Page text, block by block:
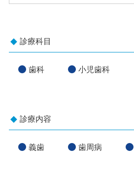
診療科目
歯科 小児歯科
診療内容
義歯 歯周病